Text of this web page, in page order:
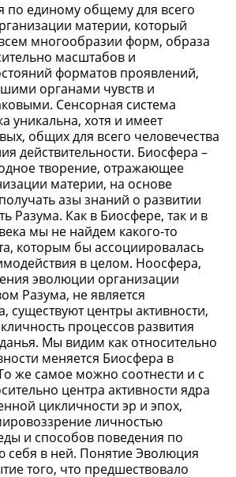
по единому общему для всего
материи, который
многообразии форм, образа
масштабов и
форматов проявлений,
органами чувств и
Сенсорная система
уникальна, хотя и имеет
общих для всего человечества
действительности. Биосфера –
творение, отражающее
материи, на основе
азы знаний о развитии
Разума. Как в Биосфере, так и в
мы не найдем какого-то
которым бы ассоциировалась
в целом. Ноосфера,
эволюции организации
Разума, не является
существуют центры активности,
процессов развития
Мы видим как относительно
меняется Биосфера в
же самое можно соотнести и с
центра активности ядра
цикличности эр и эпох,
личностью
и способов поведения по
себя в ней. Понятие Эволюция
того, что предшествовало